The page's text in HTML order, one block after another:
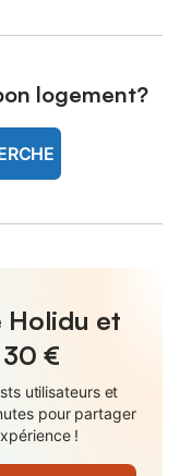
logement?
Holidu et
30 €
utilisateurs et
pour partager
!